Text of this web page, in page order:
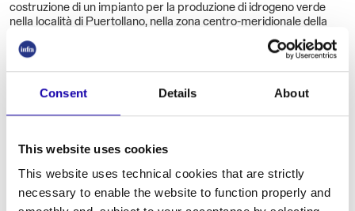
Consent Details About
This website uses cookies
This website uses technical cookies that are strictly
necessary to enable the website to function properly and
costruzione di un impianto per la produzione di idrogeno verde
nella località di Puertollano, nella zona centro-meridionale della
penisola iberica. Con una potenza di 20MW, la struttura è entrata
in funzione nel maggio del 2022, con un cerimonia di
elettrolisi alimentato da energia elettrica di origine solare,viene
39.000 sono le tonnellate di anidride carbonica non immesse in